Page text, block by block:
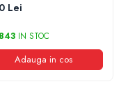
Lei
843 IN STOC
Adauga in cos